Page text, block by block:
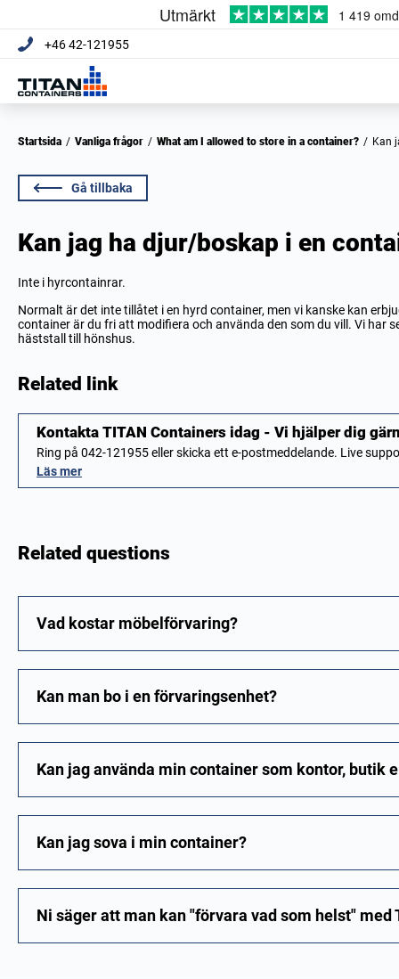
+46 42-121955
Startsida / Vanliga frågor / What am I allowed to store in a container? /
Gå tillbaka
Kan jag ha djur/boskap i en
Inte i hyrcontainrar.
Normalt är det inte tillåtet i en hyrd container, men vi kanske kan
container är du fri att modifiera och använda den som du vill. Vi har
häststall till hönshus.
Related link
Kontakta TITAN Containers idag - Vi hjälper dig
Ring på 042-121955 eller skicka ett e-postmeddelande. Live
Läs mer
Related questions
Vad kostar möbelförvaring?
Kan man bo i en förvaringsenhet?
Kan jag använda min container som kontor, butik
Kan jag sova i min container?
Ni säger att man kan "förvara vad som helst" med